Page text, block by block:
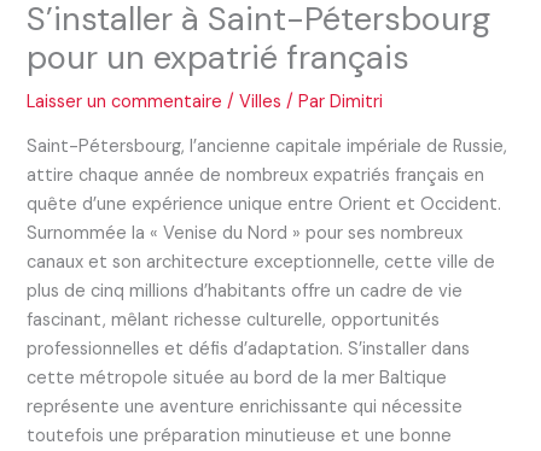
S’installer à Saint-Pétersbourg
pour un expatrié français
Laisser un commentaire /Villes / ParDimitri
Saint-Pétersbourg, l’ancienne capitale impériale de Russie,
attire chaque année de nombreux expatriés français en
quête d’une expérience unique entre Orient et Occident.
Surnommée la « Venise du Nord » pour ses nombreux
canaux et son architecture exceptionnelle, cette ville de
plus de cinq millions d’habitants offre un cadre de vie
fascinant, mêlant richesse culturelle, opportunités
professionnelles et défis d’adaptation. S’installer dans
cette métropole située au bord de la mer Baltique
représente une aventure enrichissante qui nécessite
toutefois une préparation minutieuse et une bonne